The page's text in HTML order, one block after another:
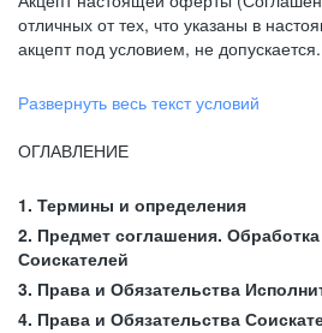
отличных от тех, что указаны в
акцепт под условием, не допускается.
Развернуть весь текст условий
ОГЛАВЛЕНИЕ
1. Термины и определения
2. Предмет соглашения.
Соискателей
3. Права и Обязательства
4. Права и Обязательства